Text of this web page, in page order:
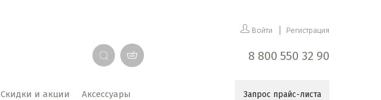
Скидки и акции Аксессуары
Войти Регистрация
8 800 550 32 90
Запрос прайс-листа